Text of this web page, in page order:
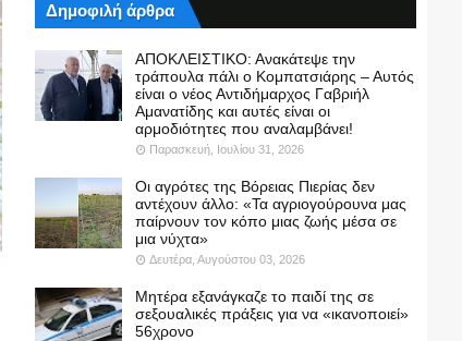
Δημοφιλή άρθρα
ΑΠΟΚΛΕΙΣΤΙΚΟ: Ανακάτεψε την
τράπουλα πάλι ο Κομπατσιάρης – Αυτός
είναι ο νέος Αντιδήμαρχος Γαβριήλ
Αμανατίδης και αυτές είναι οι
αρμοδιότητες που αναλαμβάνει!
Παρασκευή, Ιουλίου 31, 2026
Οι αγρότες της Βόρειας Πιερίας δεν
αντέχουν άλλο: «Τα αγριογούρουνα μας
παίρνουν τον κόπο μιας ζωής μέσα σε
μια νύχτα»
Δευτέρα, Αυγούστου 03, 2026
Μητέρα εξανάγκαζε το παιδί της σε
σεξουαλικές πράξεις για να «ικανοποιεί»
56χρονο